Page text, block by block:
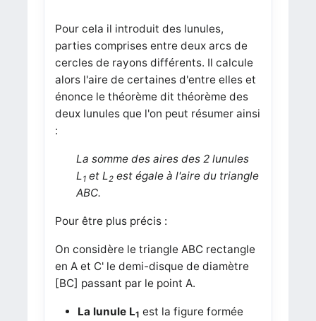
Pour cela il introduit des lunules,
parties comprises entre deux arcs de
cercles de rayons différents. Il calcule
alors l'aire de certaines d'entre elles et
énonce le théorème dit théorème des
deux lunules que l'on peut résumer ainsi
:
La somme des aires des 2 lunules
L1et L2 est égale à l'aire du triangle
ABC.
Pour être plus précis :
On considère le triangle ABC rectangle
en A et C' le demi-disque de diamètre
[BC] passant par le point A.
La lunule L1 est la figure formée